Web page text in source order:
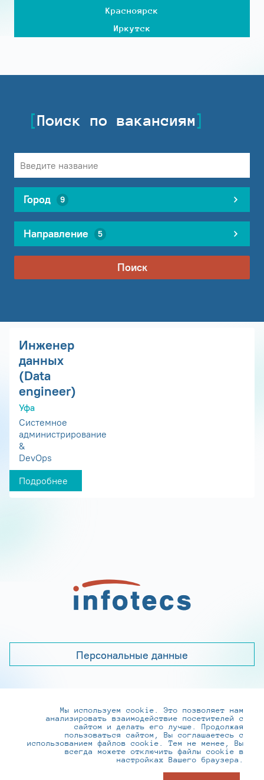
Красноярск
Иркутск
Поиск по вакансиям
Город 9
Направление 5
Поиск
Инженер
данных
(Data
engineer)
Уфа
Системное
администрирование
&
DevOps
Подробнее
Персональные данные
+7 (495) 737-6192, 8-800-250-0-260
practice@infotecs.ru,hr@infotecs.ru
127273, г. Москва, Отрадная ул., 2Б строение 1
Мы используем cookie. Это позволяет нам
анализировать взаимодействие посетителей с
сайтом и делать его лучше. Продолжая
пользоваться сайтом, Вы соглашаетесь с
использованием файлов cookie. Тем не менее, Вы
всегда можете отключить файлы cookie в
настройках Вашего браузера.